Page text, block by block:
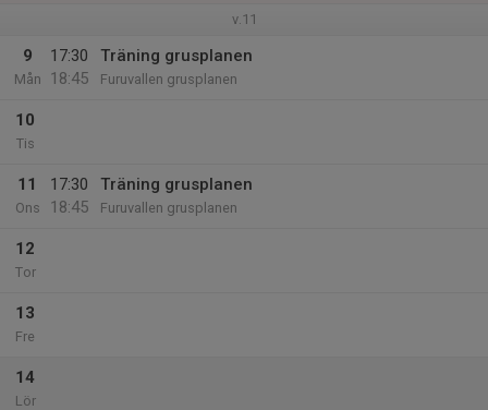
v.11
9
Mån
17:30
18:45
Träning grusplanen
Furuvallen grusplanen
10
Tis
11
Ons
17:30
18:45
Träning grusplanen
Furuvallen grusplanen
12
Tor
13
Fre
14
Lör